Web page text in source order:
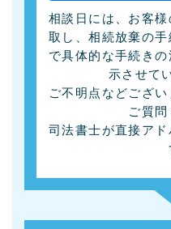
相談日には、お客
取し、相続放棄の
で具体的な手続き
示させて
ご不明点などござ
ご質問
司法書士が直接ア